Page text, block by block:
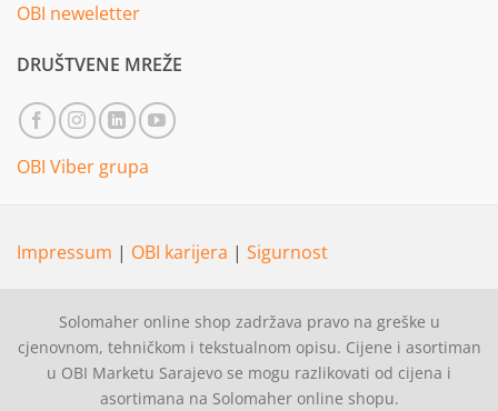
OBI neweletter
DRUŠTVENE MREŽE
OBI Viber grupa
Impressum | OBI karijera | Sigurnost
Solomaher online shop zadržava pravo na greške u
cjenovnom, tehničkom i tekstualnom opisu. Cijene i asortiman
u OBI Marketu Sarajevo se mogu razlikovati od cijena i
asortimana na Solomaher online shopu.